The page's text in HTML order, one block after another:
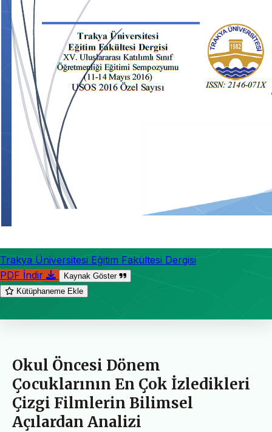
Trakya Üniversitesi Eğitim Fakültesi Dergisi
PDF İndir
Kaynak Göster
Kütüphaneme Ekle
Okul Öncesi Dönem
Çocuklarının En Çok İzledikleri
Çizgi Filmlerin Bilimsel
Açılardan Analizi